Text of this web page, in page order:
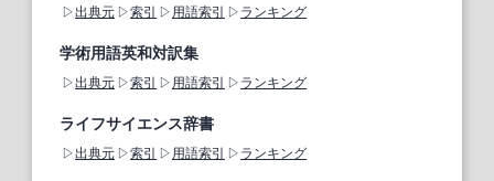
出典元 索引 用語索引 ランキング
学術用語英和対訳集
出典元 索引 用語索引 ランキング
ライフサイエンス辞書
出典元 索引 用語索引 ランキング